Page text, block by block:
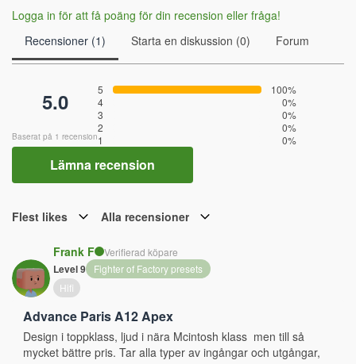
Logga in för att få poäng för din recension eller fråga!
Recensioner (1)
Starta en diskussion (0) Forum
5.0
Baserat på 1 recension
5
100%
4
0%
3
0%
2
0%
1
0%
Lämna recension
Flest likes Alla recensioner
Frank F Verifierad köpare
Level 9
Fighter of Factory presets
Hifi
Advance Paris A12 Apex
Design i toppklass, ljud i nära Mcintosh klass  men till så
mycket bättre pris. Tar alla typer av ingångar och utgångar,